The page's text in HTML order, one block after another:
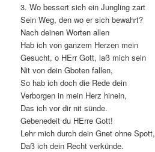
3. Wo bessert sich ein Jungling zart
Sein Weg, den wo er sich bewahrt?
Nach deinen Worten allen
Hab ich von ganzem Herzen mein
Gesucht, o HErr Gott, laß mich sein
Nit von dein Gboten fallen,
So hab ich doch die Rede dein
Verborgen in mein Herz hinein,
Das ich vor dir nit sünde.
Gebenedeit du HErre Gott!
Lehr mich durch dein Gnet ohne Spott,
Daß ich dein Recht verkünde.